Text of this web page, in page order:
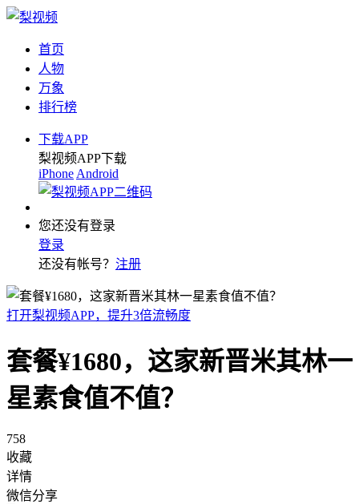
首页
人物
万象
排行榜
下载APP
梨视频APP下载
iPhone Android
您还没有登录
登录
还没有帐号？ 注册
打开梨视频APP，提升3倍流畅度
套餐¥1680，这家新晋米其林一
星素食值不值？
758
收藏
详情
微信分享